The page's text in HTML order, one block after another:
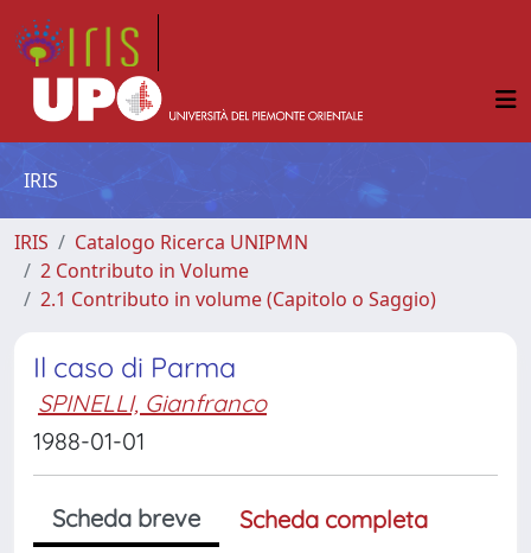
IRIS
IRIS
Catalogo Ricerca UNIPMN
2 Contributo in Volume
2.1 Contributo in volume (Capitolo o Saggio)
Il caso di Parma
SPINELLI, Gianfranco
1988-01-01
Scheda breve
Scheda completa